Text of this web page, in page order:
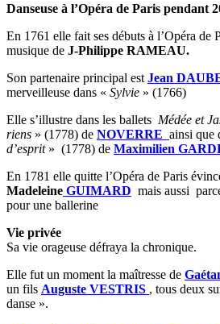
Danseuse à l’Opéra de Paris pendant
En 1761 elle fait ses débuts à l’Opéra de
musique de J-Philippe RAMEAU.
Son partenaire principal est Jean
merveilleuse dans « Sylvie » (1766)
Elle s’illustre dans les ballets Médée et
riens » (1778) de NOVERRE ainsi que
d’esprit» (1778) de Maximilien
En 1781 elle quitte l’Opéra de Paris
Madeleine GUIMARD mais aussi
pour une ballerine
Vie privée
Sa vie orageuse défraya la chronique.
Elle fut un moment la maîtresse de
un fils Auguste VESTRIS , tous deux
danse ».